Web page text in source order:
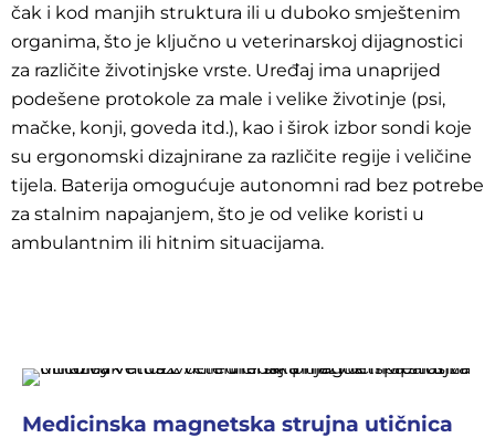
čak i kod manjih struktura ili u duboko smještenim
organima, što je ključno u veterinarskoj dijagnostici
za različite životinjske vrste. Uređaj ima unaprijed
podešene protokole za male i velike životinje (psi,
mačke, konji, goveda itd.), kao i širok izbor sondi koje
su ergonomski dizajnirane za različite regije i veličine
tijela. Baterija omogućuje autonomni rad bez potrebe
za stalnim napajanjem, što je od velike koristi u
ambulantnim ili hitnim situacijama.
Medicinska magnetska strujna utičnica